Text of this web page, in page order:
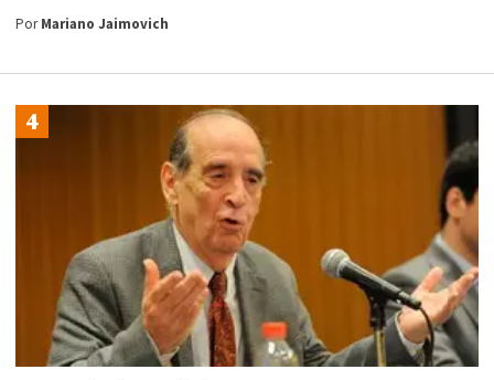
PorMariano Jaimovich